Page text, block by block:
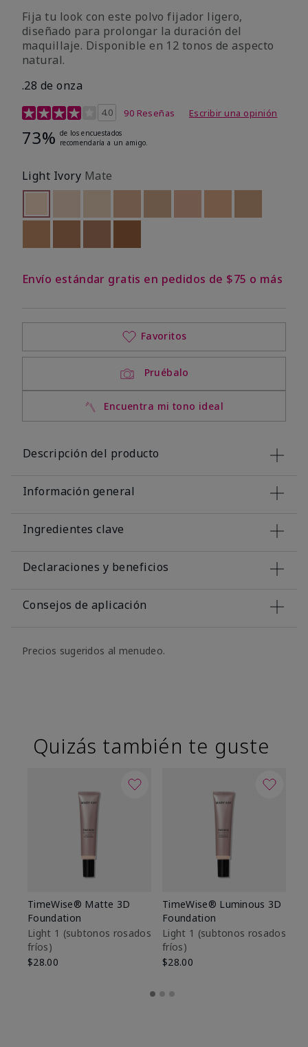
Fija tu look con este polvo fijador ligero,
diseñado para prolongar la duración del
maquillaje. Disponible en 12 tonos de aspecto
natural.
.28 de onza
Calificación de clientes de 3,9 de 5
4.0 90 Reseñas Escribir una opinión
73% de los encuestados
recomendaría a un amigo.
Light Ivory Mate
seleccionado
Out of stock
Envío estándar gratis en pedidos de $75 o más
Pruébalo
Encuentra mi tono ideal
Favoritos
Descripción del producto
Información general
Ingredientes clave
Declaraciones y beneficios
Consejos de aplicación
Precios sugeridos al menudeo.
Quizás también te guste
TimeWise® Matte 3D
Foundation
Light 1​ (subtonos rosados
fríos)
$28.00
TimeWise® Luminous 3D
Foundation
Light 1​ (subtonos rosados
fríos)
$28.00